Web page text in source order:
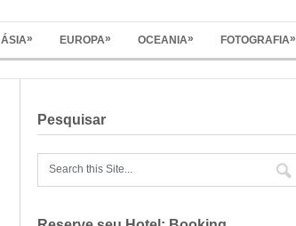
ÁSIA» EUROPA» OCEANIA» FOTOGRAFIA»
Pesquisar